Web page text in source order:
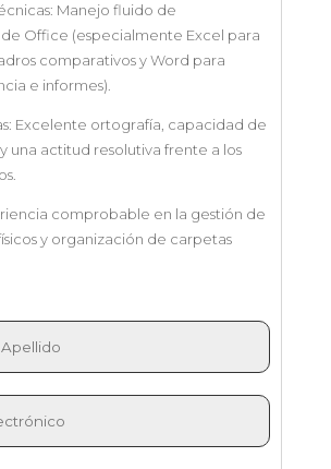
Manejo fluido de
Office (especialmente Excel para
comparativos y Word para
e informes).
Excelente ortografía, capacidad de
una actitud resolutiva frente a los
comprobable en la gestión de
y organización de carpetas